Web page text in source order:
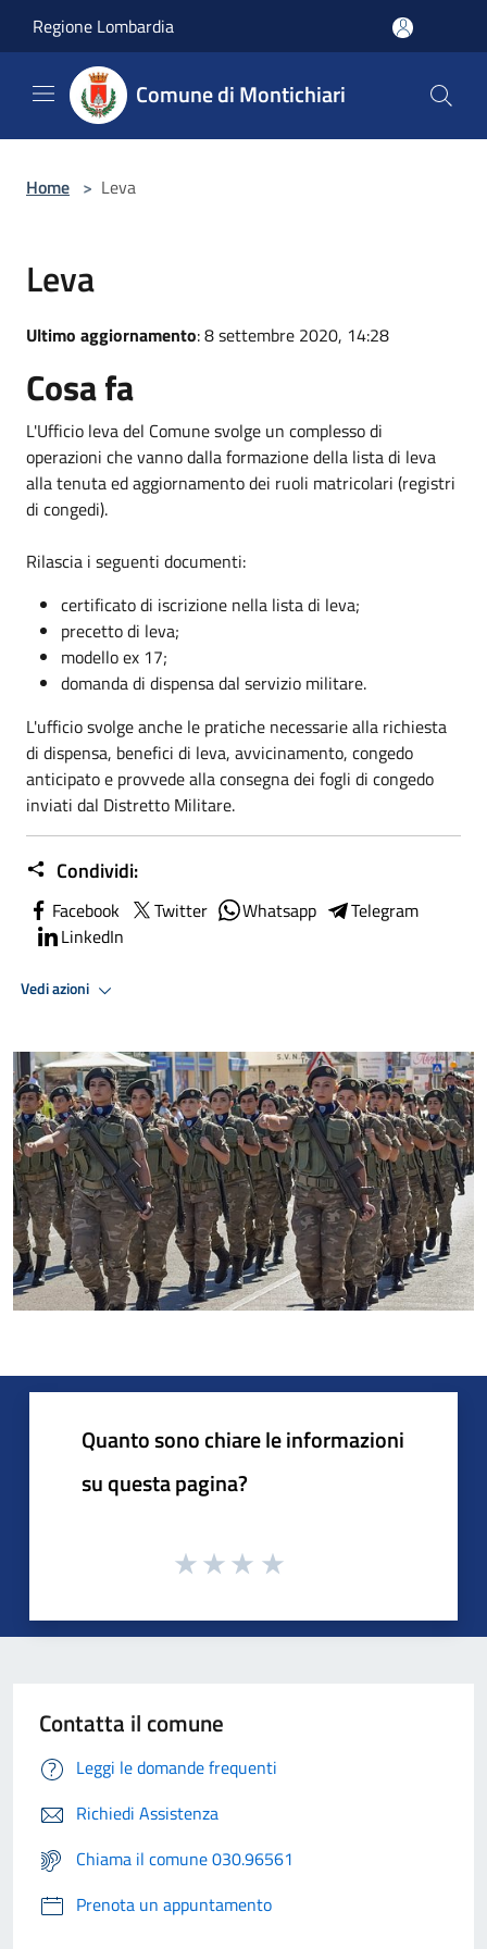
Regione Lombardia
Comune di Montichiari
Home > Leva
Leva
Ultimo aggiornamento: 8 settembre 2020, 14:28
Cosa fa
L'Ufficio leva del Comune svolge un complesso di
operazioni che vanno dalla formazione della lista di leva
alla tenuta ed aggiornamento dei ruoli matricolari (registri
di congedi).
Rilascia i seguenti documenti:
certificato di iscrizione nella lista di leva;
precetto di leva;
modello ex 17;
domanda di dispensa dal servizio militare.
L'ufficio svolge anche le pratiche necessarie alla richiesta
di dispensa, benefici di leva, avvicinamento, congedo
anticipato e provvede alla consegna dei fogli di congedo
inviati dal Distretto Militare.
Condividi:
Facebook Twitter Whatsapp
Telegram
LinkedIn
Vedi azioni
Quanto sono chiare le informazioni
su questa pagina?
Contatta il comune
Leggi le domande frequenti
Richiedi Assistenza
Chiama il comune 030.96561
Prenota un appuntamento